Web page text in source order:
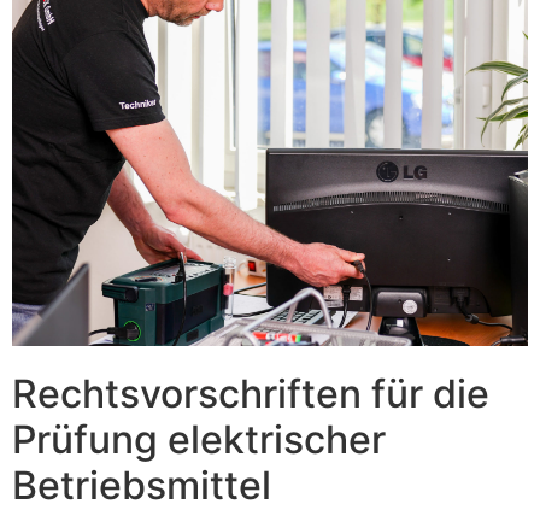
Rechtsvorschriften für die
Prüfung elektrischer
Betriebsmittel